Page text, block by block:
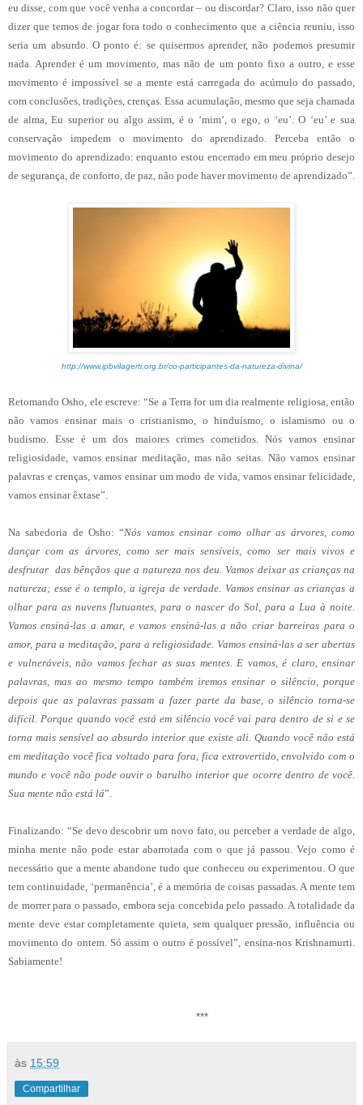
eu disse, com que você venha a concordar – ou discordar? Claro, isso não quer
dizer que temos de jogar fora todo o conhecimento que a ciência reuniu, isso
seria um absurdo. O ponto é: se quisermos aprender, não podemos presumir
nada. Aprender é um movimento, mas não de um ponto fixo a outro, e esse
movimento é impossível se a mente está carregada do acúmulo do passado,
com conclusões, tradições, crenças. Essa acumulação, mesmo que seja chamada
de alma, Eu superior ou algo assim, é o ‘mim’, o ego, o ‘eu’. O ‘eu’ e sua
conservação impedem o movimento do aprendizado. Perceba então o
movimento do aprendizado: enquanto estou encerrado em meu próprio desejo
de segurança, de conforto, de paz, não pode haver movimento de aprendizado”.
http://www.ipbvilagerti.org.br/co-participantes-da-natureza-divina/
Retomando Osho, ele escreve: “Se a Terra for um dia realmente religiosa, então
não vamos ensinar mais o cristianismo, o hinduísmo, o islamismo ou o
budismo. Esse é um dos maiores crimes cometidos. Nós vamos ensinar
religiosidade, vamos ensinar meditação, mas não seitas. Não vamos ensinar
palavras e crenças, vamos ensinar um modo de vida, vamos ensinar felicidade,
vamos ensinar êxtase”.
Na sabedoria de Osho: “Nós vamos ensinar como olhar as árvores, como
dançar com as árvores, como ser mais sensíveis, como ser mais vivos e
desfrutar das bênçãos que a natureza nos deu. Vamos deixar as crianças na
natureza; esse é o templo, a igreja de verdade. Vamos ensinar as crianças a
olhar para as nuvens flutuantes, para o nascer do Sol, para a Lua à noite.
Vamos ensiná-las a amar, e vamos ensiná-las a não criar barreiras para o
amor, para a meditação, para a religiosidade. Vamos ensiná-las a ser abertas
e vulneráveis, não vamos fechar as suas mentes. E vamos, é claro, ensinar
palavras, mas ao mesmo tempo também iremos ensinar o silêncio, porque
depois que as palavras passam a fazer parte da base, o silêncio torna-se
difícil. Porque quando você está em silêncio você vai para dentro de si e se
torna mais sensível ao absurdo interior que existe ali. Quando você não está
em meditação você fica voltado para fora, fica extrovertido, envolvido com o
mundo e você não pode ouvir o barulho interior que ocorre dentro de você.
Sua mente não está lá”.
Finalizando: “Se devo descobrir um novo fato, ou perceber a verdade de algo,
minha mente não pode estar abarrotada com o que já passou. Vejo como é
necessário que a mente abandone tudo que conheceu ou experimentou. O que
tem continuidade, ‘permanência’, é a memória de coisas passadas. A mente tem
de morrer para o passado, embora seja concebida pelo passado. A totalidade da
mente deve estar completamente quieta, sem qualquer pressão, influência ou
movimento do ontem. Só assim o outro é possível”, ensina-nos Krishnamurti.
Sabiamente!
***
às 15:59
Compartilhar